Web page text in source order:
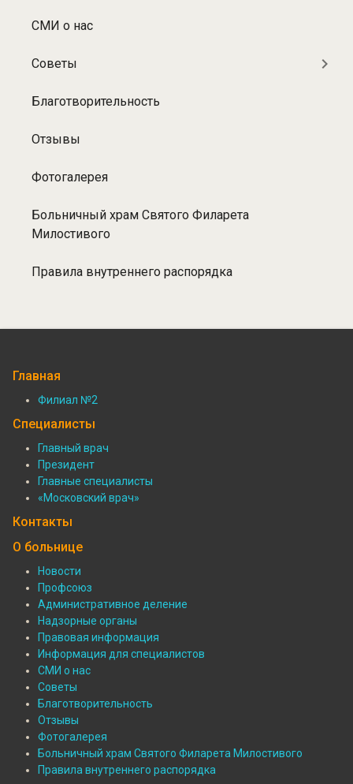
СМИ о нас
Советы
Благотворительность
Отзывы
Фотогалерея
Больничный храм Святого Филарета
Милостивого
Правила внутреннего распорядка
Главная
Подвал:
Филиалы
Филиал №2
Специалисты
Подвал:
Специалисты
Главный врач
Президент
Главные специалисты
«Московский врач»
Контакты
О больнице
Подвал:
больнице
Новости
Профсоюз
Административное деление
Надзорные органы
Правовая информация
Информация для специалистов
СМИ о нас
Советы
Благотворительность
Отзывы
Фотогалерея
Больничный храм Святого Филарета Милостивого
Правила внутреннего распорядка